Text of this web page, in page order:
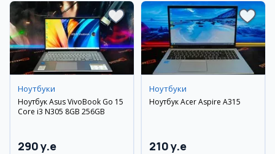
Ноутбуки
Ноутбук Asus VivoBook Go 15
Core i3 N305 8GB 256GB
290 y.e
Ноутбуки
Ноутбук Acer Aspire A315
210 y.e